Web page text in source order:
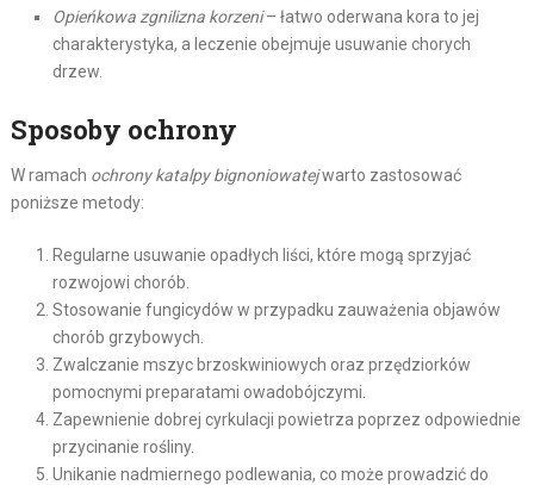
Opieńkowa zgnilizna korzeni– łatwo oderwana kora to jej
charakterystyka, a leczenie obejmuje usuwanie chorych
drzew.
Sposoby ochrony
W ramach ochrony katalpy bignoniowatejwarto zastosować
poniższe metody:
Regularne usuwanie opadłych liści, które mogą sprzyjać
rozwojowi chorób.
Stosowanie fungicydów w przypadku zauważenia objawów
chorób grzybowych.
Zwalczanie mszyc brzoskwiniowych oraz przędziorków
pomocnymi preparatami owadobójczymi.
Zapewnienie dobrej cyrkulacji powietrza poprzez odpowiednie
przycinanie rośliny.
Unikanie nadmiernego podlewania, co może prowadzić do